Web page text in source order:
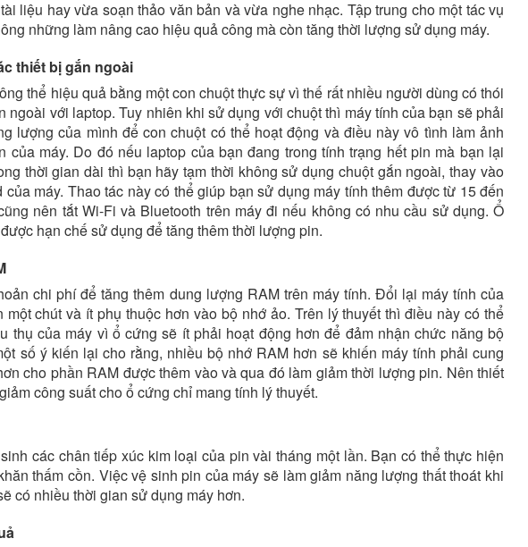
liệu hay vừa soạn thảo văn bản và vừa nghe nhạc. Tập trung cho một tác vụ
những làm nâng cao hiệu quả công mà còn tăng thời lượng sử dụng máy.
thiết bị gắn ngoài
thể hiệu quả bằng một con chuột thực sự vì thế rất nhiều người dùng có thói
ngoài với laptop. Tuy nhiên khi sử dụng với chuột thì máy tính của bạn sẽ phải
lượng của mình để con chuột có thể hoạt động và điều này vô tình làm ảnh
của máy. Do đó nếu laptop của bạn đang trong tính trạng hết pin mà bạn lại
thời gian dài thì bạn hãy tạm thời không sử dụng chuột gắn ngoài, thay vào
máy. Thao tác này có thể giúp bạn sử dụng máy tính thêm được từ 15 đến
nên tắt Wi-Fi và Bluetooth trên máy đi nếu không có nhu cầu sử dụng. Ổ
hạn chế sử dụng để tăng thêm thời lượng pin.
chi phí để tăng thêm dung lượng RAM trên máy tính. Đổi lại máy tính của
chút và ít phụ thuộc hơn vào bộ nhớ ảo. Trên lý thuyết thì điều này có thể
thụ của máy vì ổ cứng sẽ ít phải hoạt động hơn để đảm nhận chức năng bộ
số ý kiến lại cho rằng, nhiều bộ nhớ RAM hơn sẽ khiến máy tính phải cung
cho phần RAM được thêm vào và qua đó làm giảm thời lượng pin. Nên thiết
công suất cho ổ cứng chỉ mang tính lý thuyết.
các chân tiếp xúc kim loại của pin vài tháng một lần. Bạn có thể thực hiện
thấm cồn. Việc vệ sinh pin của máy sẽ làm giảm năng lượng thất thoát khi
có nhiều thời gian sử dụng máy hơn.